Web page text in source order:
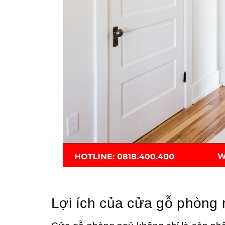
Lợi ích của cửa gỗ phòng